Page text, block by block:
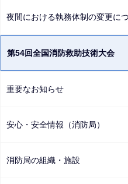
シ
ン
こ
こ
ら
夜間における執務体制の変更に
第54回全国消防救助技術大会
重要なお知らせ
安心・安全情報（消防局）
消防局の組織・施設